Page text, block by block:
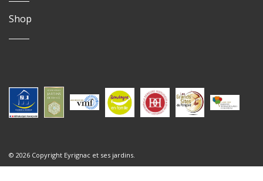
Shop
© 2026 Copyright Eyrignac et ses jardins.